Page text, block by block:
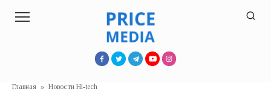
Главная » Новости Hi-tech